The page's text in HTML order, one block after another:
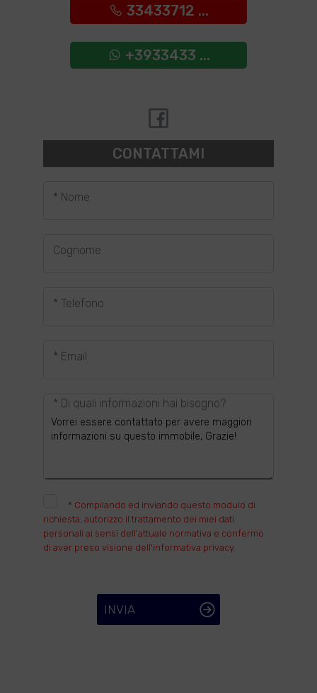
33433712 ...
+3933433 ...
CONTATTAMI
* Nome
Cognome
* Telefono
* Email
* Di quali informazioni hai bisogno?
* Compilando ed inviando questo modulo di
richiesta, autorizzo il trattamento dei miei dati
personali ai sensi dell'attuale normativa e confermo
di aver preso visione dell'informativa privacy.
INVIA